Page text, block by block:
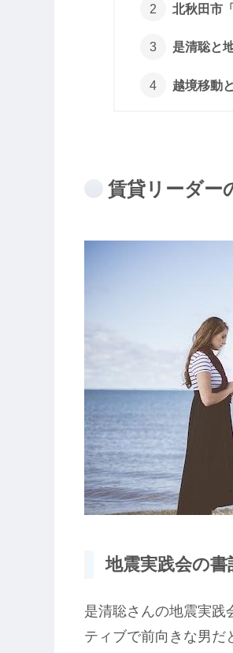
北秋田市
是清聡と
越境移動
賃貸リーダー
地震実践会の
是清聡さんの地震実践
ティブで前向きな男だ